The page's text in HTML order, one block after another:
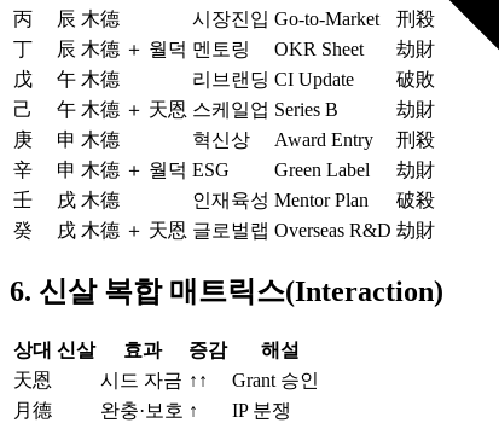
丙
辰 木德 시장진입 Go‑to‑Market
刑殺
丁
辰 木德 ＋ 월덕 멘토링 OKR Sheet
劫財
戊
午 木德 리브랜딩 CI Update
破敗
己
午 木德 ＋ 天恩 스케일업 Series B
劫財
庚
申 木德 혁신상 Award Entry
刑殺
辛
申 木德 ＋ 월덕 ESG Green Label
劫財
壬
戌 木德 인재육성 Mentor Plan
破殺
癸
戌 木德 ＋ 天恩 글로벌랩 Overseas R&D 劫財
6. 신살 복합 매트릭스(Interaction)
상대 신살 효과 증감
해설
天恩
시드 자금 ↑↑
Grant 승인
月德
완충·보호 ↑
IP 분쟁